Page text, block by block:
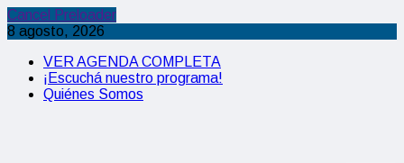
Cancel Preloader
8 agosto, 2026
VER AGENDA COMPLETA
¡Escuchá nuestro programa!
Quiénes Somos